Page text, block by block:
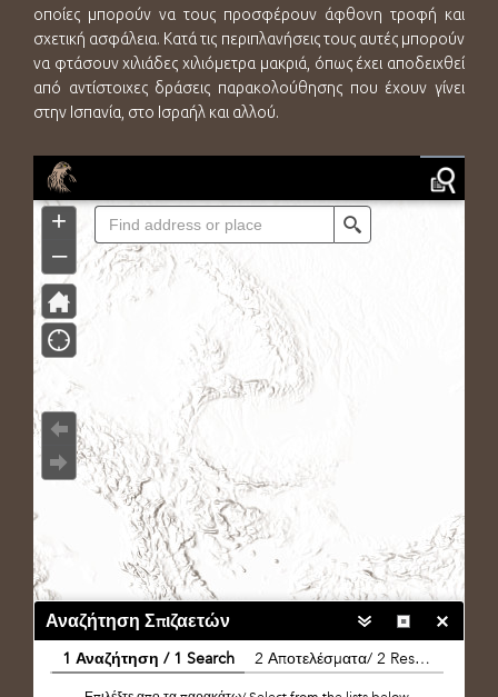
οποίες μπορούν να τους προσφέρουν άφθονη τροφή και
σχετική ασφάλεια. Κατά τις περιπλανήσεις τους αυτές μπορούν
να φτάσουν χιλιάδες χιλιόμετρα μακριά, όπως έχει αποδειχθεί
από αντίστοιχες δράσεις παρακολούθησης που έχουν γίνει
στην Ισπανία, στο Ισραήλ και αλλού.